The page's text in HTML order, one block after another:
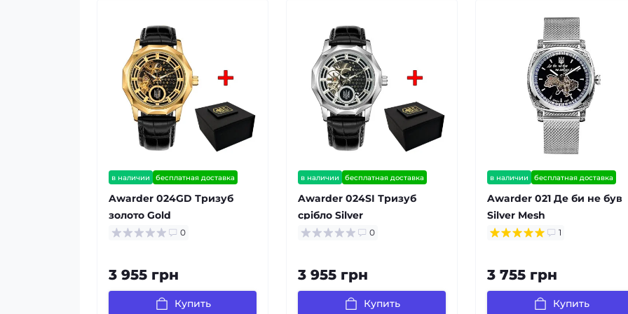
в наличии
бесплатная доставка
Awarder 024GD Тризуб
золото Gold
0
3 955 грн
Купить
в наличии
бесплатная доставка
Awarder 024SI Тризуб
срібло Silver
0
3 955 грн
Купить
в наличии
бесплатная доставка
Awarder 021 Де би не був
Silver Mesh
1
3 755 грн
Купить